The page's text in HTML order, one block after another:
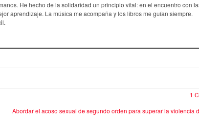
He hecho de la solidaridad un principio vital: en el encuentro con
aprendizaje. La música me acompaña y los libros me guían siempre.
1
Abordar el acoso sexual de segundo orden para superar la violencia